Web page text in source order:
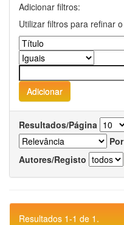
Adicionar filtros:
Utilizar filtros para refinar
Resultados/Página
Autores/Registo
Resultados 1-1 de 1.